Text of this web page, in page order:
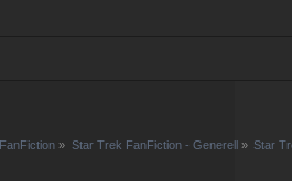
FanFiction » Star Trek FanFiction - Generell » Star